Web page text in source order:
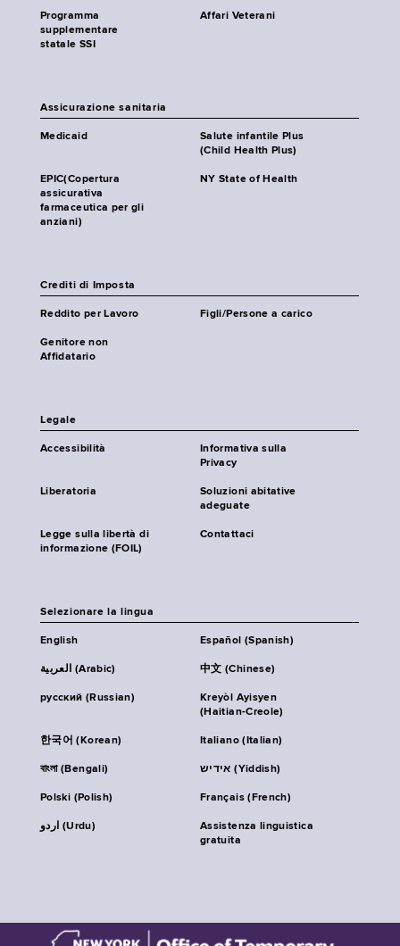
Programma
supplementare
statale SSI
Affari Veterani
Assicurazione sanitaria
Medicaid
Salute infantile Plus
(Child Health Plus)
EPIC(Copertura
assicurativa
farmaceutica per gli
anziani)
NY State of Health
Crediti di Imposta
Reddito per Lavoro Figli/Persone a carico
Genitore non
Affidatario
Legale
Accessibilità
Informativa sulla
Privacy
Liberatoria
Soluzioni abitative
adeguate
Legge sulla libertà di
informazione (FOIL)
Contattaci
Selezionare la lingua
English Español (Spanish)
العربية (Arabic) 中文 (Chinese)
русский (Russian)
Kreyòl Ayisyen
(Haitian-Creole)
한국어 (Korean) Italiano (Italian)
বাংলা (Bengali) אידיש (Yiddish)
Polski (Polish) Français (French)
اردو (Urdu)
Assistenza linguistica
gratuita